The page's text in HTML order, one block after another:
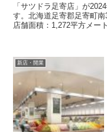
「サツドラ足寄店」が
す。北海道足寄郡足寄町南
店舗面積：1,272平方メー
新店・開業